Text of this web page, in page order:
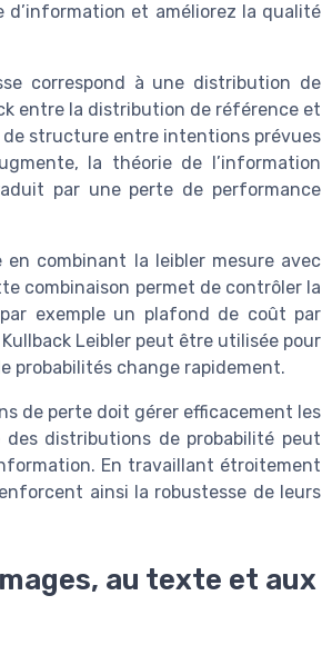
et améliorez la qualité
correspond à une distribution de
entre la distribution de référence et
structure entre intentions prévues
la théorie de l’information
par une perte de performance
combinant la leibler mesure avec
combinaison permet de contrôler la
exemple un plafond de coût par
Leibler peut être utilisée pour
probabilités change rapidement.
de perte doit gérer efficacement les
distributions de probabilité peut
En travaillant étroitement
ainsi la robustesse de leurs
au texte et aux